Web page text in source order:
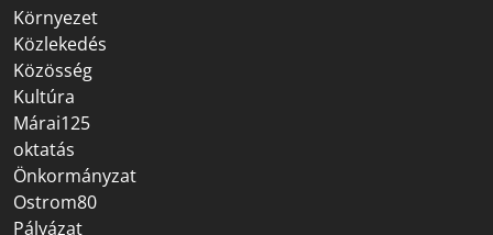
Környezet
Közlekedés
Közösség
Kultúra
Márai125
oktatás
Önkormányzat
Ostrom80
Pályázat